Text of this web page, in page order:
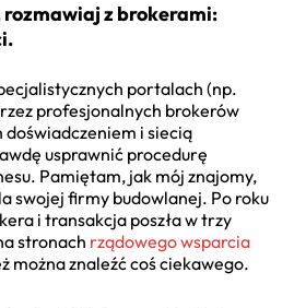
z brokerami:
portalach (np.
profesjonalnych brokerów
doświadczeniem i siecią
usprawnić procedurę
Pamiętam, jak mój znajomy,
swojej firmy budowlanej. Po roku
i transakcja poszła w trzy
stronach rządowego wsparcia
można znaleźć coś ciekawego.